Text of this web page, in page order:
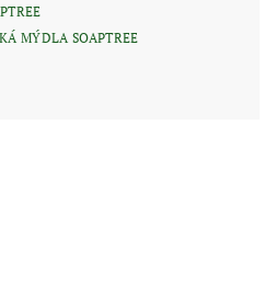
MÝDLA SOAPTREE